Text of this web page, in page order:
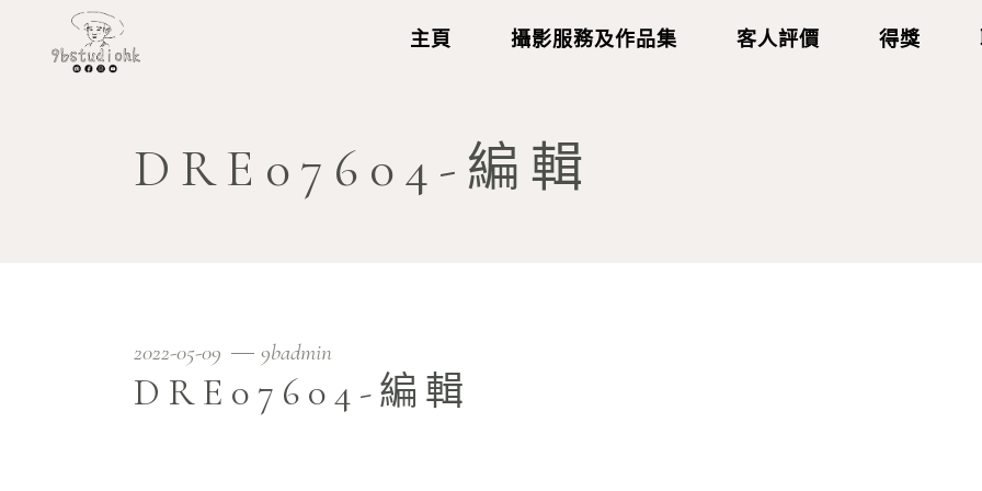
主頁 攝影服務及作品集 客人評價 得獎
DRE07604-編輯
2022-05-09 9badmin
DRE07604-編輯